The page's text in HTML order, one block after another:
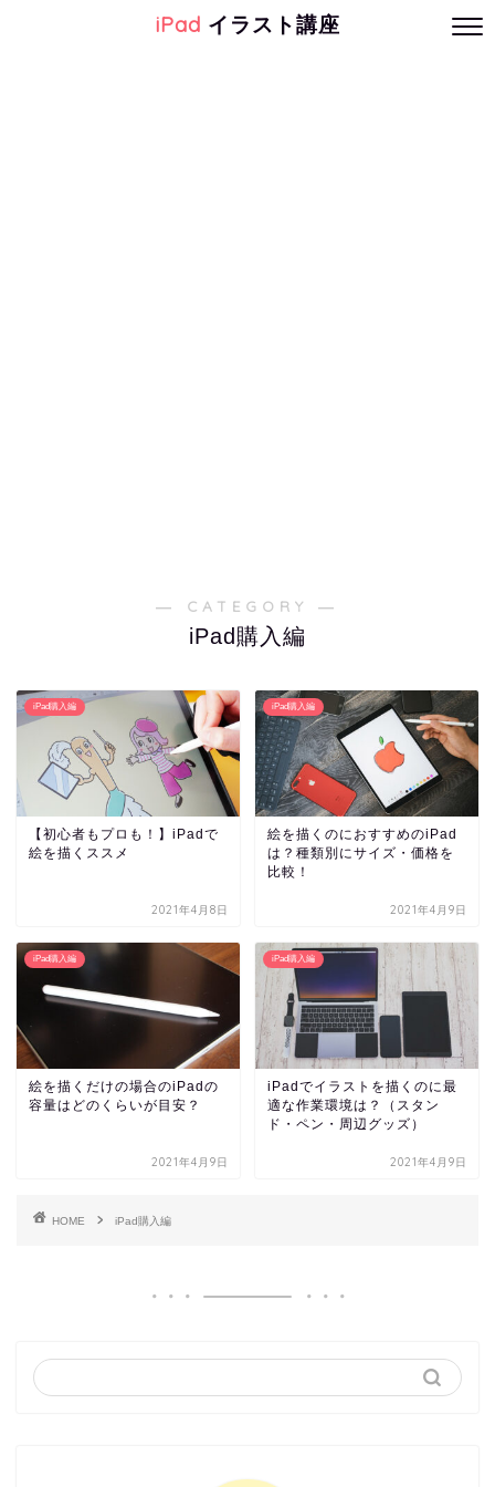
iPad イラスト講座
― CATEGORY ―
iPad購入編
iPad購入編
【初心者もプロも！】iPadで
絵を描くススメ
2021年4月8日
iPad購入編
絵を描くのにおすすめのiPad
は？種類別にサイズ・価格を
比較！
2021年4月9日
iPad購入編
絵を描くだけの場合のiPadの
容量はどのくらいが目安？
2021年4月9日
iPad購入編
iPadでイラストを描くのに最
適な作業環境は？（スタン
ド・ペン・周辺グッズ）
2021年4月9日
HOME iPad購入編